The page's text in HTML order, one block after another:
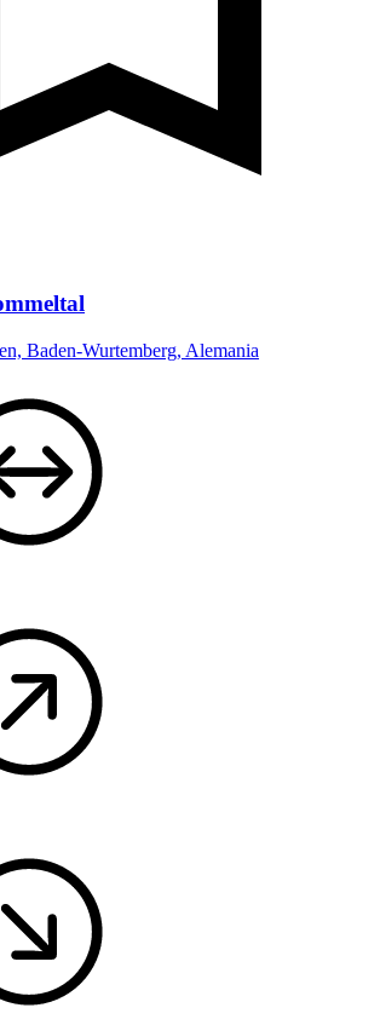
Baden-Wurtemberg, Alemania